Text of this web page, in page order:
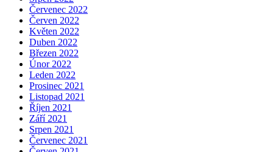
Červenec 2022
Červen 2022
Květen 2022
Duben 2022
Březen 2022
Únor 2022
Leden 2022
Prosinec 2021
Listopad 2021
Říjen 2021
Září 2021
Srpen 2021
Červenec 2021